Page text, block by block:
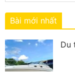
Bài mới nhất
Du